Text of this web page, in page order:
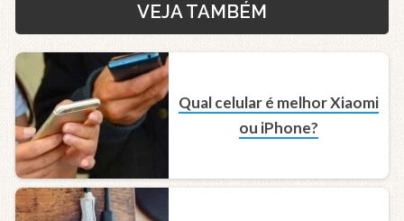
VEJA TAMBÉM
Qual celular é melhor Xiaomi
ou iPhone?